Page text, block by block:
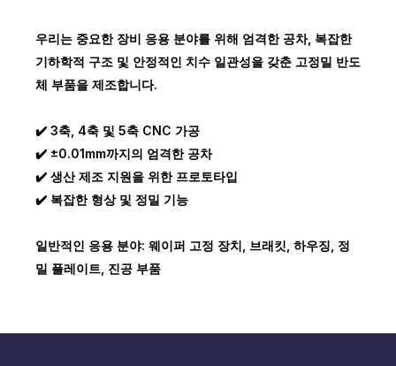
우리는 중요한 장비 응용 분야를 위해 엄격한 공차, 복잡한
기하학적 구조 및 안정적인 치수 일관성을 갖춘 고정밀 반도
체 부품을 제조합니다.
✔️ 3축, 4축 및 5축 CNC 가공
✔️ ±0.01mm까지의 엄격한 공차
✔️ 생산 제조 지원을 위한 프로토타입
✔️ 복잡한 형상 및 정밀 기능
일반적인 응용 분야: 웨이퍼 고정 장치, 브래킷, 하우징, 정
밀 플레이트, 진공 부품